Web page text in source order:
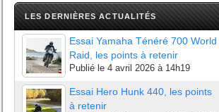
LES DERNIÈRES ACTUALITÉS
Essai Yamaha Ténéré 700 World
Raid, les points à retenir
Publié le 4 avril 2026 à 14h19
Essai Hero Hunk 440, les points
à retenir